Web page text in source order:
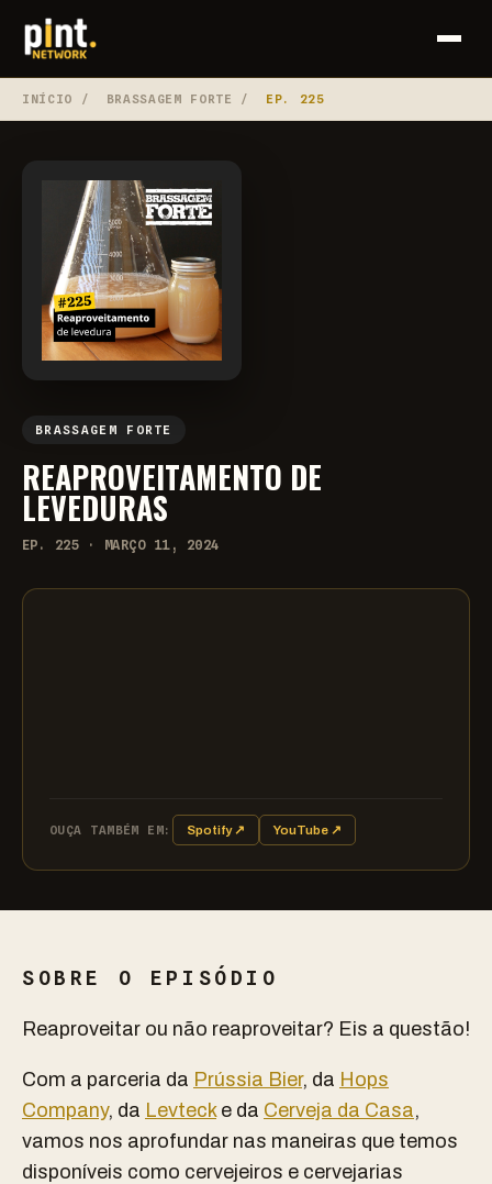
INÍCIO / BRASSAGEM FORTE / EP. 225
BRASSAGEM FORTE
REAPROVEITAMENTO DE
LEVEDURAS
EP. 225 · MARÇO 11, 2024
OUÇA TAMBÉM EM: Spotify ↗ YouTube ↗
SOBRE O EPISÓDIO
Reaproveitar ou não reaproveitar? Eis a questão!
Com a parceria da Prússia Bier, da Hops
Company, da Levtecke da Cerveja da Casa,
vamos nos aprofundar nas maneiras que temos
disponíveis como cervejeiros e cervejarias